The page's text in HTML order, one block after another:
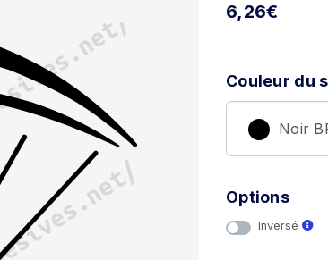
6,26€
Couleur du
Noir
Options
Inversé